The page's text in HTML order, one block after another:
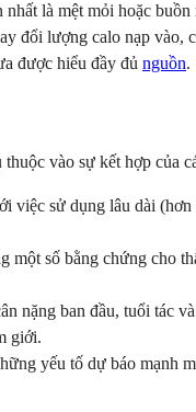
nhất là mệt mỏi hoặc
lượng calo nạp
được hiểu đầy đủ nguồn.
vào sự kết hợp của
việc sử dụng lâu dài
số bằng chứng cho
nặng ban đầu, tuổi tác
giới.
yếu tố dự báo